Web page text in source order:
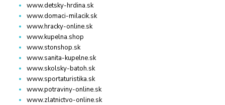
www.detsky-hrdina.sk
www.domaci-milacik.sk
www.hracky-online.sk
www.kupelna.shop
www.stonshop.sk
www.sanita-kupelne.sk
www.skolsky-batoh.sk
www.sportaturistika.sk
www.potraviny-online.sk
www.zlatnictvo-online.sk